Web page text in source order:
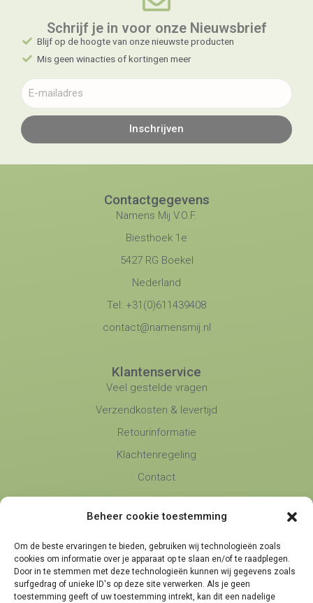
Beheer cookie toestemming
Om de beste ervaringen te bieden, gebruiken wij technologieën zoals
cookies om informatie over je apparaat op te slaan en/of te raadplegen.
Door in te stemmen met deze technologieën kunnen wij gegevens zoals
surfgedrag of unieke ID's op deze site verwerken. Als je geen
toestemming geeft of uw toestemming intrekt, kan dit een nadelige
Schrijf je in voor onze Nieuwsbrief​
Blijf op de hoogte van onze nieuwste producten
Mis geen winacties of kortingen meer
Inschrijven
Contactgegevens
Namens Mij V.O.F.
Biesthoek 1e
5427 RG Boekel
Nederland
Tel: +31(0)611439408
contact@namensmij.nl
Klantenservice
Veel gestelde vragen
Verzendkosten & levertijd
Retourinformatie
Klachtenregeling
Contact
Namens Mij
Blog
Algemene voorwaarden